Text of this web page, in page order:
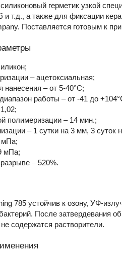
герметик узкой
и т.д., а также для фиксации
Поставляется готовым к
– ацетоксиальная;
нанесения – от 5-40°С;
работы – от -41 до
полимеризации – 14 мин.;
– 1 сутки на 3 мм, 3 суток
мПа;
мПа;
– 520%.
785 устойчив к озону, УФ-
После затвердевания
содержатся растворители.